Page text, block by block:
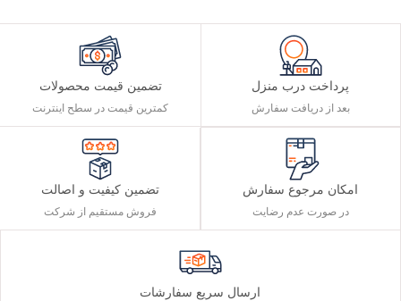
پرداخت درب منزل
بعد از دریافت سفارش
تضمین قیمت محصولات
کمترین قیمت در سطح اینترنت
امکان مرجوع سفارش
در صورت عدم رضایت
تضمین کیفیت و اصالت
فروش مستقیم از شرکت
ارسال سریع سفارشات